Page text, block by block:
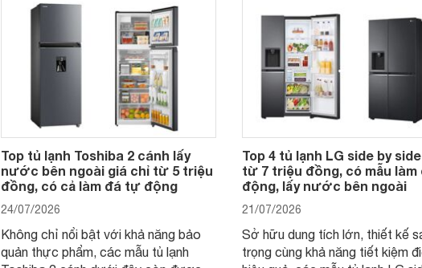
nhiều công nghệ.
Top tủ lạnh Toshiba 2 cánh lấy
nước bên ngoài giá chỉ từ 5 triệu
đồng, có cả làm đá tự động
24/07/2026
Không chỉ nổi bật với khả năng bảo
quản thực phẩm, các mẫu tủ lạnh
Top 4 tủ lạnh LG side by
từ 7 triệu đồng, có mẫu
động, lấy nước bên ngoài
21/07/2026
Sở hữu dung tích lớn, thiết kế
trọng cùng khả năng tiết kiệm